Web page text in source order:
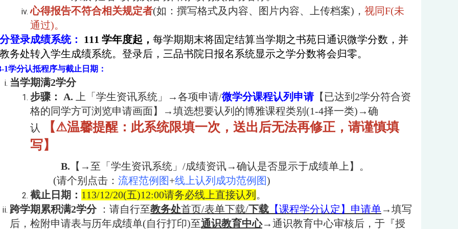
心得报告不符合相关规定者(如：撰写格式及内容、图片内容、上传档案)， 视同F(未
通过)。
登录成绩系统：
111 学年度起， 每学期期末将固定结算当学期之书苑日通识微学分数，并
务处转入学生成绩系统。登录后，三品书院日报名系统显示之学分数将会归零。
1学分认抵程序与截止日期：
当学期满2学分
步骤 ： A. 上「学生资讯系统」→各项申请/微学分课程认列申请【已达到2学分符合资
格的同学方可浏览申请画面】→填选想要认列 的博雅课程类别(1-4择一类)→确
认
【⚠温馨提醒：此系统限填一次，送出后无法再修正，请谨慎填
写】
【→至「学生资讯系统」/成绩资讯→确认是否显示于成绩单上】。
(请个别点击： 流程范例图+线上认列成功范例图)
截止日期： 113/12/20(五)12:00请务必线上直接认列 。
跨学期累积满2学分：请自行至教务处首页/表单下载/下载 【课程学分认定】申请单→填写
后，检附申请表与历年成绩单(自行打印)至通识教育中心→通识教育中心审核后， 于『授